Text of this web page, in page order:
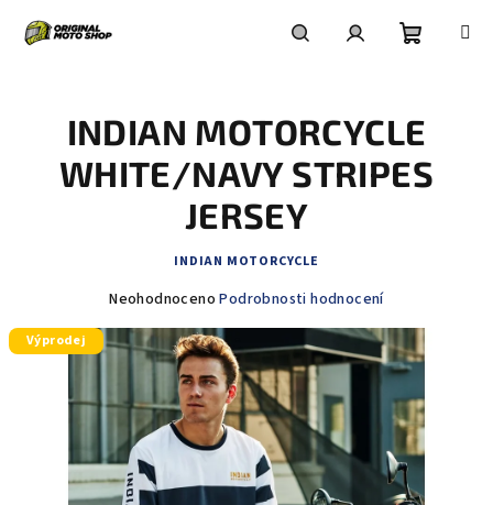
košík
INDIAN MOTORCYCLE
WHITE/NAVY STRIPES
JERSEY
INDIAN MOTORCYCLE
Průměrné
produktu
z
hvězdiček.
Neohodnoceno Podrobnosti hodnocení
Výprodej